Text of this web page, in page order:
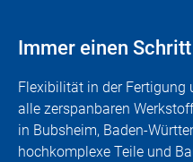
Immer einen
Flexibilität in der Fertigung
alle zerspanbaren
in Bubsheim, Baden-
hochkomplexe Teile und